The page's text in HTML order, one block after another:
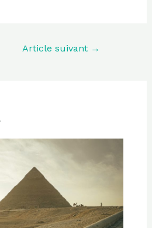
Article suivant →